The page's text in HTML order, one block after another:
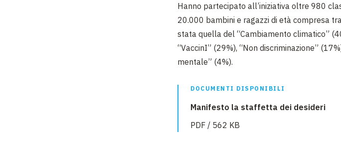
Hanno partecipato all’iniziativa oltre 980
20.000 bambini e ragazzi di età compresa
stata quella del “Cambiamento climatico”
“VaccinI” (29%), “Non discriminazione”
mentale” (4%).
DOCUMENTI DISPONIBILI
Manifesto la staffetta dei desideri
PDF / 562 KB